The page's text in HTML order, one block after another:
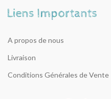
A propos de nous
Livraison
Conditions Générales de Vente